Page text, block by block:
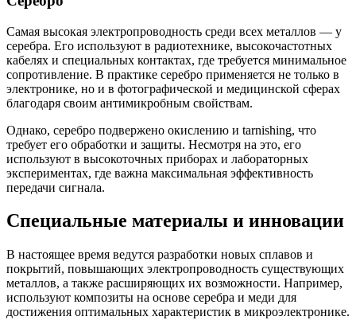
Самая высокая электропроводность среди всех металлов — у
серебра. Его используют в радиотехнике, высокочастотных
кабелях и специальных контактах, где требуется минимальное
сопротивление. В практике серебро применяется не только в
электронике, но и в фотографической и медицинской сферах
благодаря своим антимикробным свойствам.
Однако, серебро подвержено окислению и tarnishing, что
требует его обработки и защиты. Несмотря на это, его
используют в высокоточных приборах и лабораторных
экспериментах, где важна максимальная эффективность
передачи сигнала.
Специальные материалы и инновации
В настоящее время ведутся разработки новых сплавов и
покрытий, повышающих электропроводность существующих
металлов, а также расширяющих их возможности. Например,
используют композиты на основе серебра и меди для
достижения оптимальных характеристик в микроэлектронике.